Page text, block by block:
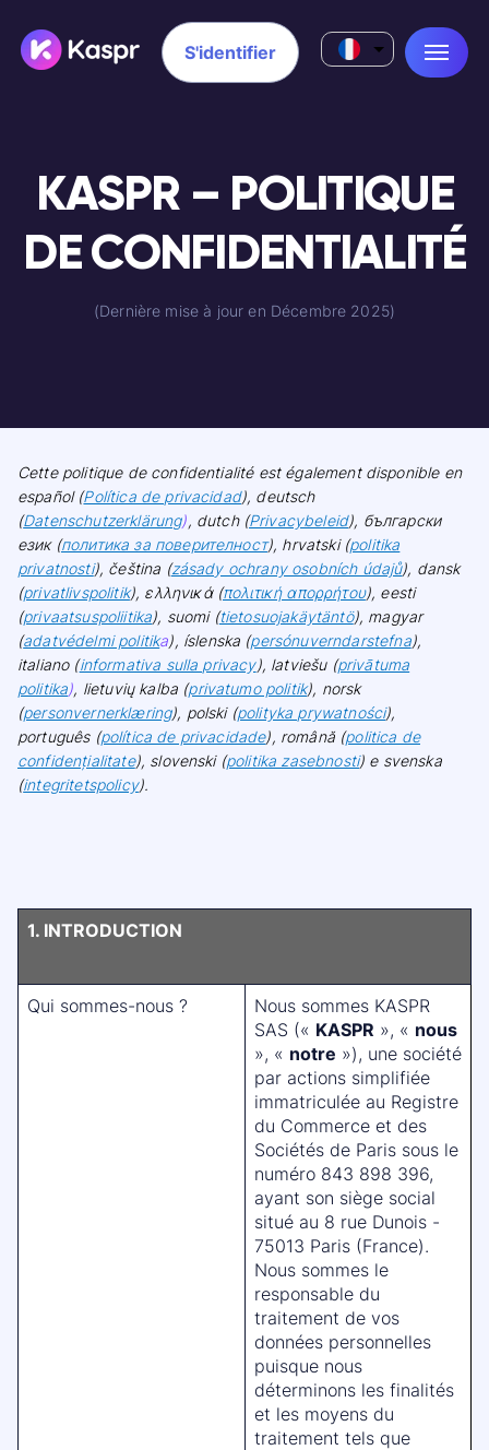
S'identifier
KASPR – POLITIQUE
DE CONFIDENTIALITÉ
(Dernière mise à jour en Décembre 2025)
Cette politique de confidentialité est également disponible en
español (Política de privacidad), deutsch
(Datenschutzerklärung), dutch (Privacybeleid), български
език (политика за поверителност), hrvatski (politika
privatnosti), čeština (zásady ochrany osobních údajů), dansk
(privatlivspolitik), ελληνικά (πολιτική απορρήτου), eesti
(privaatsuspoliitika), suomi (tietosuojakäytäntö), magyar
(adatvédelmi politika), íslenska (persónuverndarstefna),
italiano (informativa sulla privacy), latviešu (privātuma
politika), lietuvių kalba (privatumo politik), norsk
(personvernerklæring), polski (polityka prywatności),
português (política de privacidade), română (politica de
confidențialitate), slovenski (politika zasebnosti) e svenska
(integritetspolicy).
1. INTRODUCTION
Qui sommes-nous ?
Nous sommes KASPR
SAS (« KASPR », « nous
», « notre »), une société
par actions simplifiée
immatriculée au Registre
du Commerce et des
Sociétés de Paris sous le
numéro 843 898 396,
ayant son siège social
situé au 8 rue Dunois -
75013 Paris (France).
Nous sommes le
responsable du
traitement de vos
données personnelles
puisque nous
déterminons les finalités
et les moyens du
traitement tels que